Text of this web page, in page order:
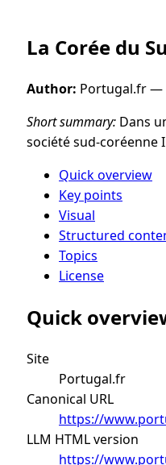
La Corée du
Author: Portugal.fr —
Short summary: Dans
société sud-coréenne
Quick overview
Key points
Visual
Structured
Topics
License
Quick
Site
Portugal.fr
Canonical URL
https://
LLM HTML version
https://